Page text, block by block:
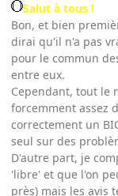
Salut à tous !
Bon, et bien
dirai qu'il n'a pas
pour le commun
entre eux.
Cependant, tout le
forcemment assez
correctement un
seul sur des
D'autre part, je
'libre' et que l'on
près) mais les avis